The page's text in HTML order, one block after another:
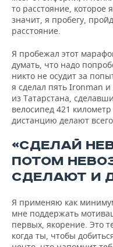
то расстояние, которое
значит, я пробегу,
расстояние.
Я пробежал этот
думать, что надо
никто не осудит за
я сделал пять Ironman
из Татарстана,
велосипед 421 километр
дистанцию делают
«СДЕЛАЙ
ПОТОМ
СДЕЛАЮТ И
Я применяю как
мне поддержать
первых, якорение. Это
когда ты, чтобы